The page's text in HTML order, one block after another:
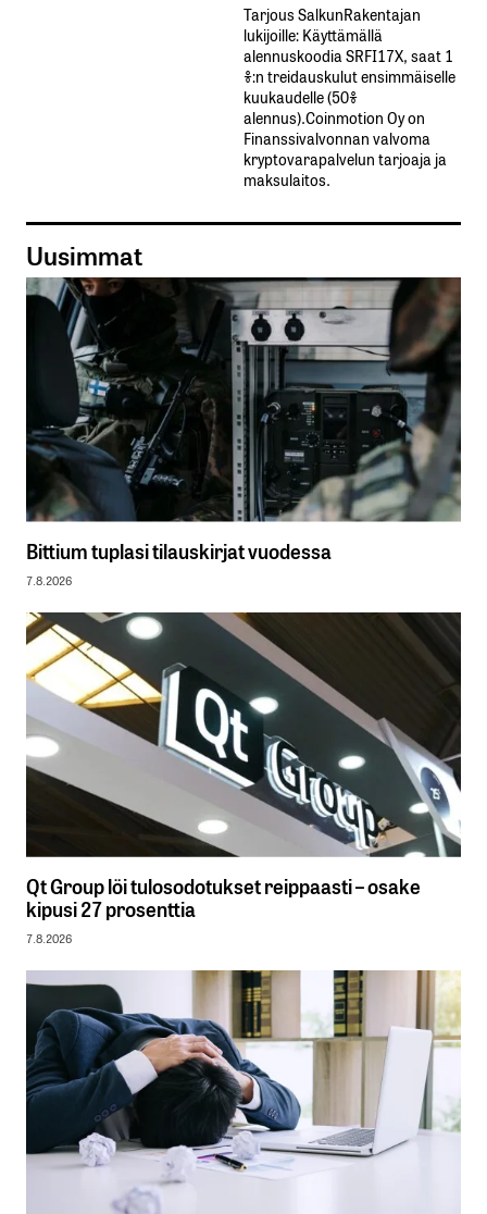
Tarjous SalkunRakentajan
lukijoille: Käyttämällä​ ​
alennuskoodia​ ​SRFI17X,​ ​saat​ ​1
%:n treidauskulut​ ​ensimmäiselle​ ​
kuukaudelle​ ​(50%​ ​
alennus).Coinmotion Oy on
Finanssivalvonnan valvoma
kryptovarapalvelun tarjoaja ja
maksulaitos.
Uusimmat
Bittium tuplasi tilauskirjat vuodessa
7.8.2026
Qt Group löi tulosodotukset reippaasti – osake
kipusi 27 prosenttia
7.8.2026